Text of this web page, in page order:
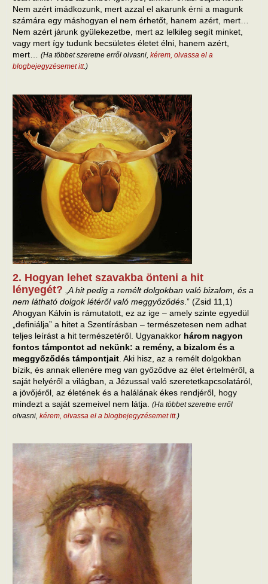
Nem azért imádkozunk, mert azzal el akarunk érni a magunk
számára egy máshogyan el nem érhetőt, hanem azért, mert…
Nem azért járunk gyülekezetbe, mert az lelkileg segít minket,
vagy mert így tudunk becsületes életet élni, hanem azért,
mert… (Ha többet szeretne erről olvasni, kérem, olvassa el a
blogbejegyzésemet itt.)
2. Hogyan lehet szavakba önteni a hit
lényegét?
A hit pedig a remélt dolgokban való bizalom, és a
nem látható dolgok létéről való meggyőződés .” (Zsid 11,1)
Ahogyan Kálvin is rámutatott, ez az ige – amely szinte egyedül
„definiálja” a hitet a Szentírásban – természetesen nem adhat
teljes leírást a hit természetéről. Ugyanakkor három nagyon
fontos támpontot ad nekünk: a remény, a bizalom és a
meggyőződés támpontjait . Aki hisz, az a remélt dolgokban
bízik, és annak ellenére meg van győződve az élet értelméről, a
saját helyéről a világban, a Jézussal való szeretetkapcsolatáról,
a jövőjéről, az életének és a halálának ékes rendjéről, hogy
mindezt a saját szemeivel nem látja. (Ha többet szeretne erről
olvasni, kérem, olvassa el a blogbejegyzésemet itt.)